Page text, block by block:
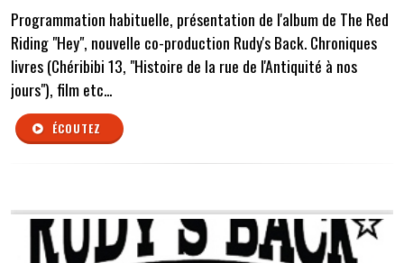
Programmation habituelle, présentation de l'album de The Red
Riding "Hey", nouvelle co-production Rudy's Back. Chroniques
livres (Chéribibi 13, "Histoire de la rue de l'Antiquité à nos
jours"), film etc...
ÉCOUTEZ